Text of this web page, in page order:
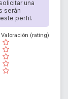
una
serán
perfil.
( )
( )
( )
( )
( )
Valoración (rating)